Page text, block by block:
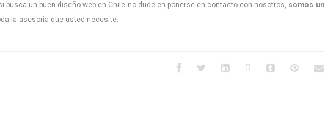
busca un buen diseño web en Chile no dude en ponerse en contacto con nosotros, somos un
la asesoría que usted necesite.